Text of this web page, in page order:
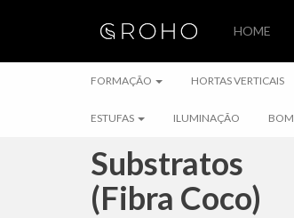
HOME
FORMAÇÃO HORTAS VERTICAIS
ESTUFAS ILUMINAÇÃO
Substratos
(Fibra Coco)